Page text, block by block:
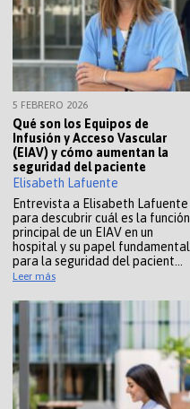
5 FEBRERO 2026
Qué son los Equipos de
Infusión y Acceso Vascular
(EIAV) y cómo aumentan la
seguridad del paciente
Elisabeth Lafuente
Entrevista a Elisabeth Lafuente
para descubrir cuál es la función
principal de un EIAV en un
hospital y su papel fundamental
para la seguridad del pacient…
Leer más